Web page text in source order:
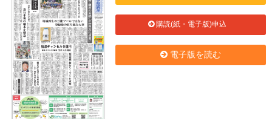
購読(紙・電子版)申込
電子版を読む